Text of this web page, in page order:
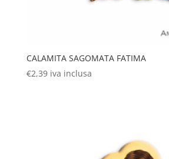
CALAMITA SAGOMATA FATIMA
€2,39 iva inclusa